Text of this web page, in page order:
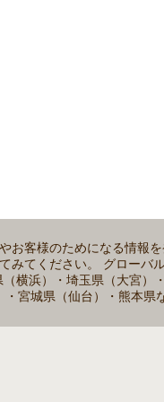
お客様のためになる情報
てください。 グローバ
横浜）・埼玉県（大宮）
宮城県（仙台）・熊本県